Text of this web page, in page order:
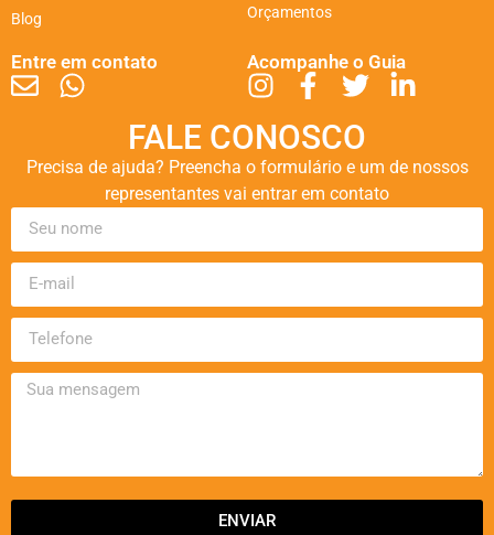
Blog
Orçamentos
Entre em contato Acompanhe o Guia
FALE CONOSCO
Precisa de ajuda? Preencha o formulário e um de nossos
representantes vai entrar em contato
ENVIAR